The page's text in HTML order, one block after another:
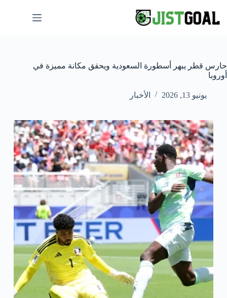
المحتوى
حارس قطر يبهر أسطورة السعودية ويحقق مكانة مميزة في
أوروبا
يونيو 13, 2026 الأخبار